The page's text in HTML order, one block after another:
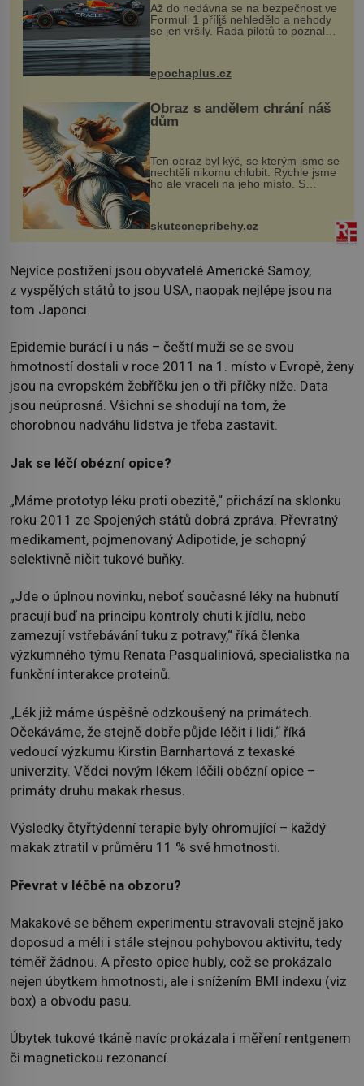
Až do nedávna se na bezpečnost ve
Formuli 1 příliš nehledělo a nehody
se jen vršily. Řada pilotů to poznala
na vlastní kůži, často s trvalými
následky nebo bohužel i ztrátou
života. Dnes nepochopiteln...
epochaplus.cz
Obraz s andělem chrání náš
dům
Ten obraz byl kýč, se kterým jsme se
nechtěli nikomu chlubit. Rychle jsme
ho ale vraceli na jeho místo. S
manželem Vaškem jsme si pořídili
chaloupku, takový domek na severu
Čech, kde jsme si naplánova...
skutecnepribehy.cz
Nejvíce postižení jsou obyvatelé Americké Samoy,
z vyspělých států to jsou USA, naopak nejlépe jsou na
tom Japonci.
Epidemie burácí i u nás – čeští muži se se svou
hmotností dostali v roce 2011 na 1. místo v Evropě, ženy
jsou na evropském žebříčku jen o tři příčky níže. Data
jsou neúprosná. Všichni se shodují na tom, že
chorobnou nadváhu lidstva je třeba zastavit.
Jak se léčí obézní opice?
„Máme prototyp léku proti obezitě,“ přichází na sklonku
roku 2011 ze Spojených států dobrá zpráva. Převratný
medikament, pojmenovaný Adipotide, je schopný
selektivně ničit tukové buňky.
„Jde o úplnou novinku, neboť současné léky na hubnutí
pracují buď na principu kontroly chuti k jídlu, nebo
zamezují vstřebávání tuku z potravy,“ říká členka
výzkumného týmu Renata Pasqualiniová, specialistka na
funkční interakce proteinů.
„Lék již máme úspěšně odzkoušený na primátech.
Očekáváme, že stejně dobře půjde léčit i lidi,“ říká
vedoucí výzkumu Kirstin Barnhartová z texaské
univerzity. Vědci novým lékem léčili obézní opice –
primáty druhu makak rhesus.
Výsledky čtyřtýdenní terapie byly ohromující – každý
makak ztratil v průměru 11 % své hmotnosti.
Převrat v léčbě na obzoru?
Makakové se během experimentu stravovali stejně jako
doposud a měli i stále stejnou pohybovou aktivitu, tedy
téměř žádnou. A přesto opice hubly, což se prokázalo
nejen úbytkem hmotnosti, ale i snížením BMI indexu (viz
box) a obvodu pasu.
Úbytek tukové tkáně navíc prokázala i měření rentgenem
či magnetickou rezonancí.